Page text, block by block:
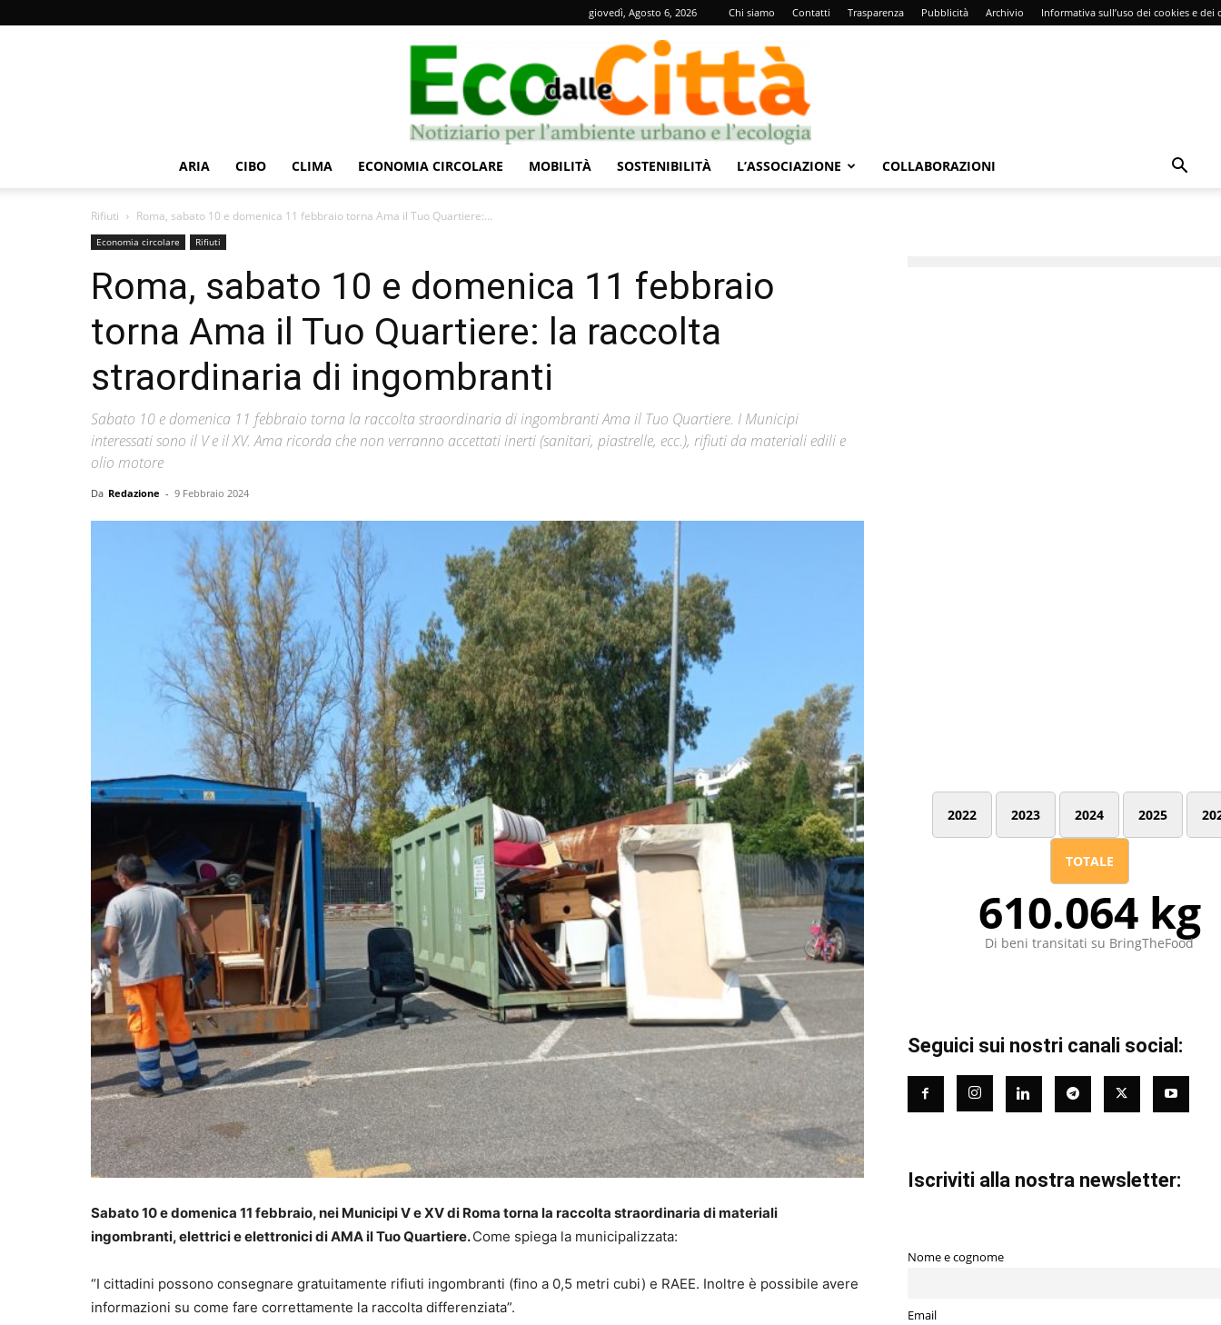
giovedì, Agosto 6, 2026 Chi siamo Contatti Trasparenza Pubblicità Archivio Informativa sull’uso dei cookies e dei
Città
ARIA CIBO CLIMA ECONOMIA CIRCOLARE MOBILITÀ SOSTENIBILITÀ L’ASSOCIAZIONE COLLABORAZIONI
Rifiuti Roma, sabato 10 e domenica 11 febbraio torna Ama il Tuo Quartiere:...
Economia circolare Rifiuti
Roma, sabato 10 e domenica 11 febbraio
torna Ama il Tuo Quartiere: la raccolta
straordinaria di ingombranti
Sabato 10 e domenica 11 febbraio torna la raccolta straordinaria di ingombranti Ama il Tuo Quartiere. I Municipi
interessati sono il V e il XV. Ama ricorda che non verranno accettati inerti (sanitari, piastrelle, ecc.), rifiuti da materiali edili e
olio motore
Da Redazione - 9 Febbraio 2024
Sabato 10 e domenica 11 febbraio, nei Municipi V e XV di Roma torna la raccolta straordinaria di materiali
ingombranti, elettrici e elettronici di AMA il Tuo Quartiere.Come spiega la municipalizzata:
“I cittadini possono consegnare gratuitamente rifiuti ingombranti (fino a 0,5 metri cubi) e RAEE. Inoltre è possibile avere
informazioni su come fare correttamente la raccolta differenziata”.
2022 2023 2024 2025
TOTALE
610.064 kg
Di beni transitati su BringTheFood
Seguici sui nostri canali social:
Iscriviti alla nostra newsletter:
Nome e cognome
Email